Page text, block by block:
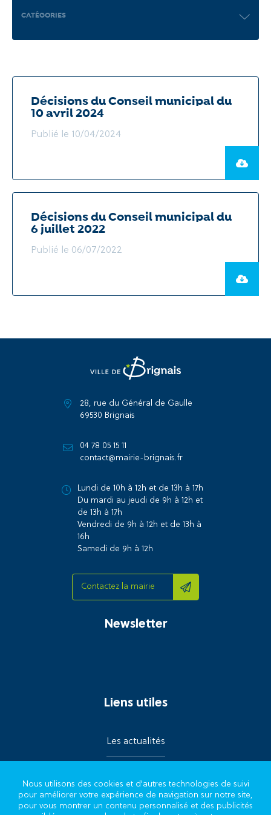
Décisions du Conseil municipal du
10 avril 2024
Publié le 10/04/2024
Décisions du Conseil municipal du
6 juillet 2022
Publié le 06/07/2022
CATÉGORIES
28, rue du Général de Gaulle
69530 Brignais
04 78 05 15 11
contact@mairie-brignais.fr
Lundi de 10h à 12h et de 13h à 17h
Du mardi au jeudi de 9h à 12h et
de 13h à 17h
Vendredi de 9h à 12h et de 13h à
16h
Samedi de 9h à 12h
Contactez la mairie
Newsletter
Liens utiles
Les actualités
Démarches
Nous utilisons des cookies et d'autres technologies de suivi
pour améliorer votre expérience de navigation sur notre site,
pour vous montrer un contenu personnalisé et des publicités